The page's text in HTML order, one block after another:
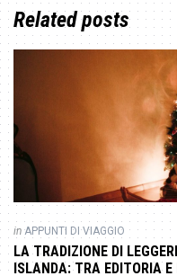
Related posts
in APPUNTI DI VIAGGIO
LA TRADIZIONE DI
ISLANDA: TRA EDITORIA E